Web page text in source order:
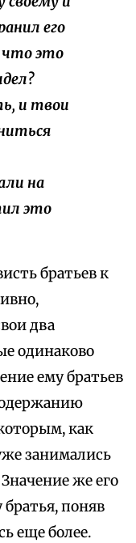
его
что это
и твои
на
это
братьев к
два
одинаково
ему братьев
как
занимались
же его
поняв
еще более.